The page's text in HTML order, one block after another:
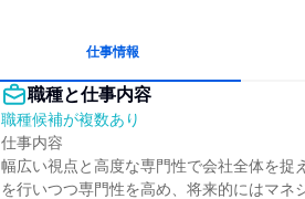
仕事情報
職種と仕事内容
職種候補が複数あり
仕事内容
幅広い視点と高度な専門性で会社全体を捉
を行いつつ専門性を高め、将来的にはマネ